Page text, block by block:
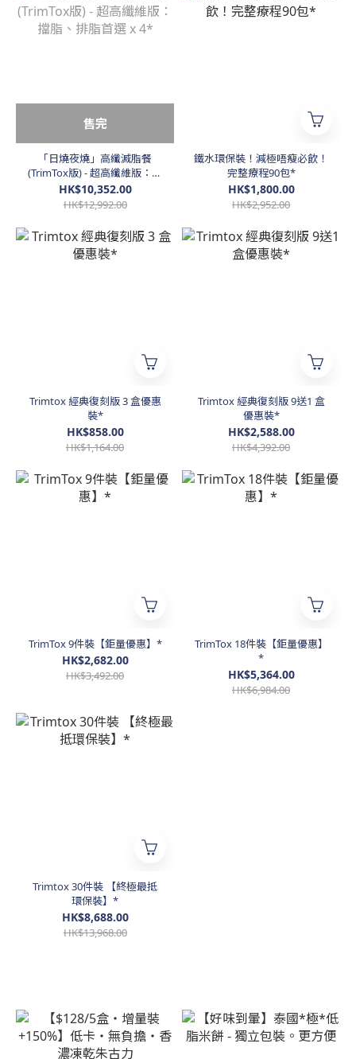
售完
「日燒夜燒」高纖滅脂餐
(TrimTox版) - 超高纖維版：擋
脂、排脂首選 x 4*
HK$10,352.00
HK$12,992.00
鐵水環保裝！減極唔瘦必飲！
完整療程90包*
HK$1,800.00
HK$2,952.00
Trimtox 經典復刻版 3 盒優惠
裝*
HK$858.00
HK$1,164.00
Trimtox 經典復刻版 9送1 盒
優惠裝*
HK$2,588.00
HK$4,392.00
TrimTox 9件裝【鉅量優惠】*
HK$2,682.00
HK$3,492.00
TrimTox 18件裝【鉅量優惠】
*
HK$5,364.00
HK$6,984.00
Trimtox 30件裝 【終極最抵
環保裝】*
HK$8,688.00
HK$13,968.00